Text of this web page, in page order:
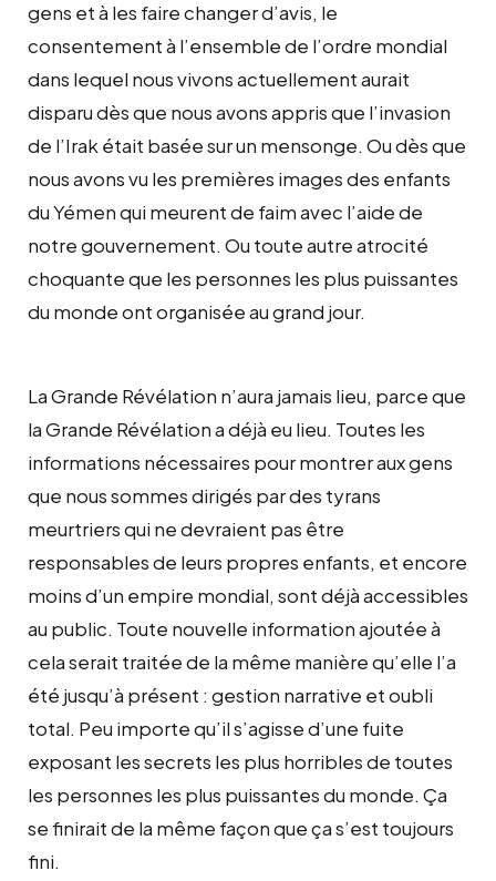
gens et à les faire changer d’avis, le
consentement à l’ensemble de l’ordre mondial
dans lequel nous vivons actuellement aurait
disparu dès que nous avons appris que l’invasion
de l’Irak était basée sur un mensonge. Ou dès que
nous avons vu les premières images des enfants
du Yémen qui meurent de faim avec l’aide de
notre gouvernement. Ou toute autre atrocité
choquante que les personnes les plus puissantes
du monde ont organisée au grand jour.
La Grande Révélation n’aura jamais lieu, parce que
la Grande Révélation a déjà eu lieu. Toutes les
informations nécessaires pour montrer aux gens
que nous sommes dirigés par des tyrans
meurtriers qui ne devraient pas être
responsables de leurs propres enfants, et encore
moins d’un empire mondial, sont déjà accessibles
au public. Toute nouvelle information ajoutée à
cela serait traitée de la même manière qu’elle l’a
été jusqu’à présent : gestion narrative et oubli
total. Peu importe qu’il s’agisse d’une fuite
exposant les secrets les plus horribles de toutes
les personnes les plus puissantes du monde. Ça
se finirait de la même façon que ça s’est toujours
fini.